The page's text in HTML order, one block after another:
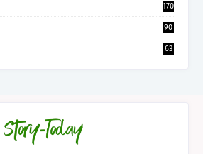
170
90
63